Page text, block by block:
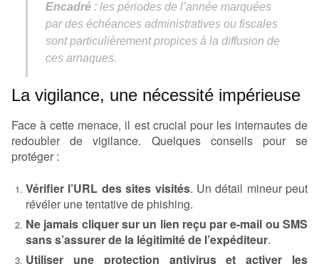
Encadré : les périodes de l’année marquées
par des échéances administratives ou fiscales
sont particulièrement propices à la diffusion de
ces arnaques.
La vigilance, une nécessité impérieuse
Face à cette menace, il est crucial pour les internautes de
redoubler de vigilance. Quelques conseils pour se
protéger :
Vérifier l’URL des sites visités. Un détail mineur peut
révéler une tentative de phishing.
Ne jamais cliquer sur un lien reçu par e-mail ou SMS
sans s’assurer de la légitimité de l’expéditeur.
Utiliser une protection antivirus et activer les